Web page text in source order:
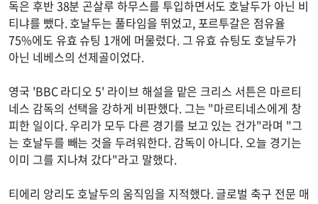
독은 후반 38분 곤살루 하무스를 투입하면서도 호날두가 아닌 비
티냐를 뺐다. 호날두는 풀타임을 뛰었고, 포르투갈은 점유율
75%에도 유효 슈팅 1개에 머물렀다. 그 유효 슈팅도 호날두가
아닌 네베스의 선제골이었다.
영국 'BBC 라디오 5' 라이브 해설을 맡은 크리스 서튼은 마르티
네스 감독의 선택을 강하게 비판했다. 그는 "마르티네스에게 창
피한 일이다. 우리가 모두 다른 경기를 보고 있는 건가"라며 "그
는 호날두를 빼는 것을 두려워한다. 감독이 아니다. 오늘 경기는
이미 그를 지나쳐 갔다"라고 말했다.
티에리 앙리도 호날두의 움직임을 지적했다. 글로벌 축구 전문 매